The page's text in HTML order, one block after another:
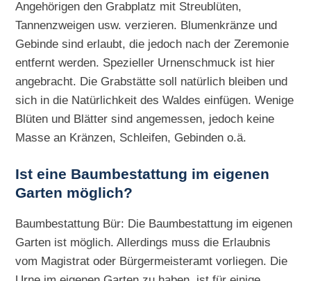
Angehörigen den Grabplatz mit Streublüten,
Tannenzweigen usw. verzieren. Blumenkränze und
Gebinde sind erlaubt, die jedoch nach der Zeremonie
entfernt werden. Spezieller Urnenschmuck ist hier
angebracht. Die Grabstätte soll natürlich bleiben und
sich in die Natürlichkeit des Waldes einfügen. Wenige
Blüten und Blätter sind angemessen, jedoch keine
Masse an Kränzen, Schleifen, Gebinden o.ä.
Ist eine Baumbestattung im eigenen
Garten möglich?
Baumbestattung Bür: Die Baumbestattung im eigenen
Garten ist möglich. Allerdings muss die Erlaubnis
vom Magistrat oder Bürgermeisteramt vorliegen. Die